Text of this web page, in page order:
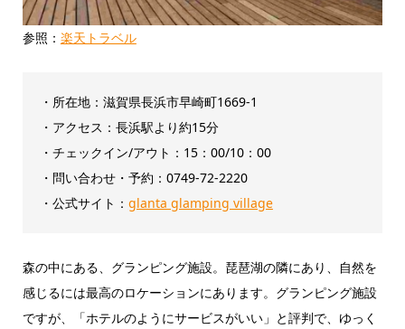
参照： 楽天トラベル
・所在地：滋賀県長浜市早崎町1669-1
・アクセス：長浜駅より約15分
・チェックイン/アウト：‎15：00/10：00
・問い合わせ・予約：0749-72-2220
・公式サイト： glanta glamping village
森の中にある、グランピング施設。琵琶湖の隣にあり、自然を
感じるには最高のロケーションにあります。グランピング施設
ですが、「ホテルのようにサービスがいい」と評判で、ゆっく